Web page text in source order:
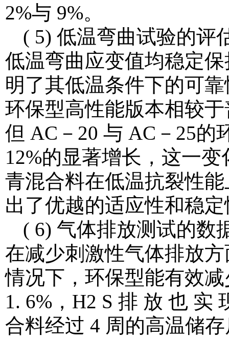
2%与 9%。
( 5) 低温弯曲试验的评
低温弯曲应变值均稳定
明了其低温条件下的可
环保型高性能版本相较
但 AC－20 与 AC－25的
12%的显著增长，这一
青混合料在低温抗裂性
出了优越的适应性和稳
( 6) 气体排放测试的数
在减少刺激性气体排放
情况下，环保型能有效减
1. 6%，H2 S 排 放 也 实
合料经过 4 周的高温储